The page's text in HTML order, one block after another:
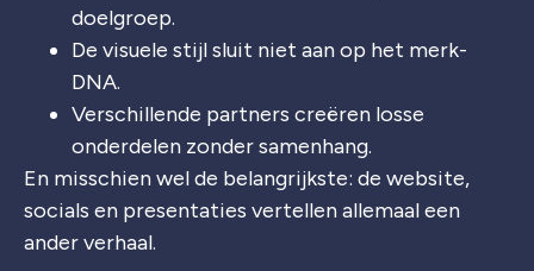
doelgroep.
De visuele stijl sluit niet aan op het merk-
DNA.
Verschillende partners creëren losse
onderdelen zonder samenhang.
En misschien wel de belangrijkste: de website,
socials en presentaties vertellen allemaal een
ander verhaal.